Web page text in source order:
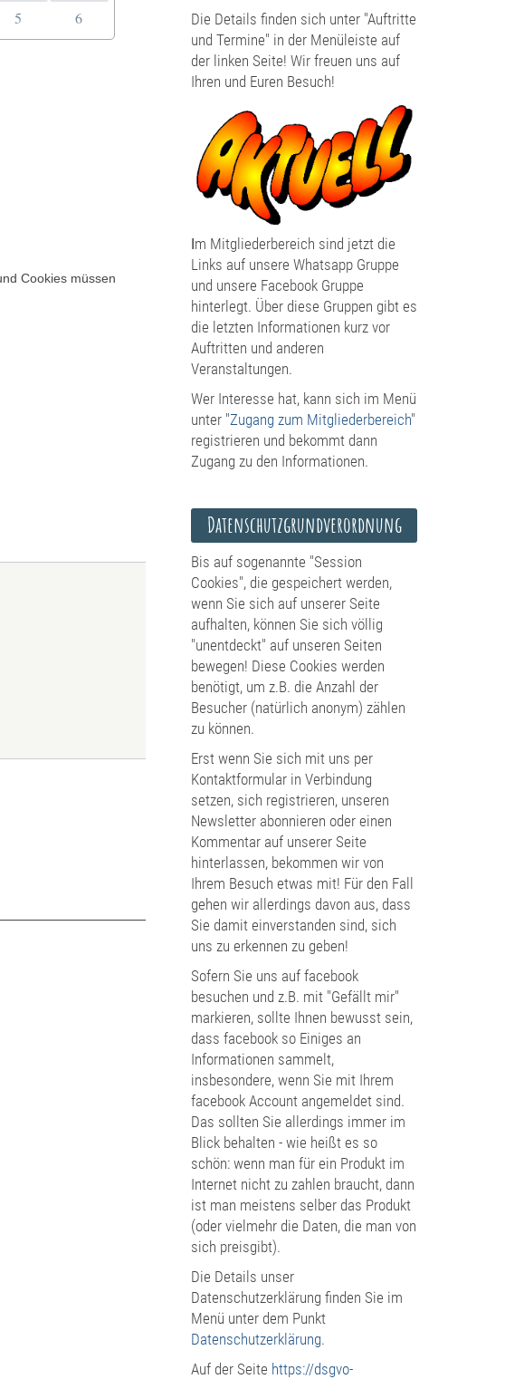
5 6
Cookies müssen
Die Details finden sich unter "Auftritte
und Termine" in der Menüleiste auf
der linken Seite! Wir freuen uns auf
Ihren und Euren Besuch!
Im Mitgliederbereich sind jetzt die
Links auf unsere Whatsapp Gruppe
und unsere Facebook Gruppe
hinterlegt. Über diese Gruppen gibt es
die letzten Informationen kurz vor
Auftritten und anderen
Veranstaltungen.
Wer Interesse hat, kann sich im Menü
unter "Zugang zum Mitgliederbereich"
registrieren und bekommt dann
Zugang zu den Informationen.
Datenschutzgrundverordnung
Bis auf sogenannte "Session
Cookies", die gespeichert werden,
wenn Sie sich auf unserer Seite
aufhalten, können Sie sich völlig
"unentdeckt" auf unseren Seiten
bewegen! Diese Cookies werden
benötigt, um z.B. die Anzahl der
Besucher (natürlich anonym) zählen
zu können.
Erst wenn Sie sich mit uns per
Kontaktformular in Verbindung
setzen, sich registrieren, unseren
Newsletter abonnieren oder einen
Kommentar auf unserer Seite
hinterlassen, bekommen wir von
Ihrem Besuch etwas mit! Für den Fall
gehen wir allerdings davon aus, dass
Sie damit einverstanden sind, sich
uns zu erkennen zu geben!
Sofern Sie uns auf facebook
besuchen und z.B. mit "Gefällt mir"
markieren, sollte Ihnen bewusst sein,
dass facebook so Einiges an
Informationen sammelt,
insbesondere, wenn Sie mit Ihrem
facebook Account angemeldet sind.
Das sollten Sie allerdings immer im
Blick behalten - wie heißt es so
schön: wenn man für ein Produkt im
Internet nicht zu zahlen braucht, dann
ist man meistens selber das Produkt
(oder vielmehr die Daten, die man von
sich preisgibt).
Die Details unser
Datenschutzerklärung finden Sie im
Menü unter dem Punkt
Datenschutzerklärung.
Auf der Seite https://dsgvo-